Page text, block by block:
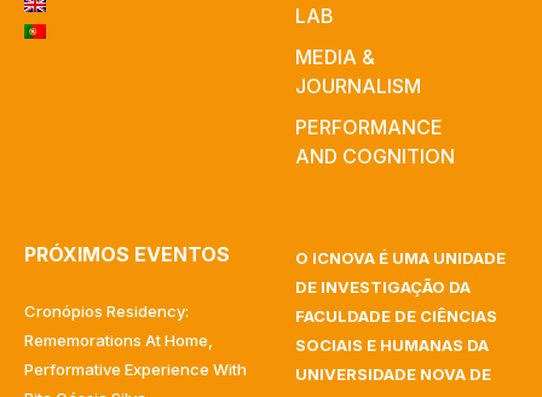
LAB
MEDIA &
JOURNALISM
PERFORMANCE
AND COGNITION
PRÓXIMOS EVENTOS
Cronópios Residency:
Rememorations At Home,
Performative Experience With
O ICNOVA É UMA UNIDADE
DE INVESTIGAÇÃO DA
FACULDADE DE CIÊNCIAS
SOCIAIS E HUMANAS DA
UNIVERSIDADE NOVA DE